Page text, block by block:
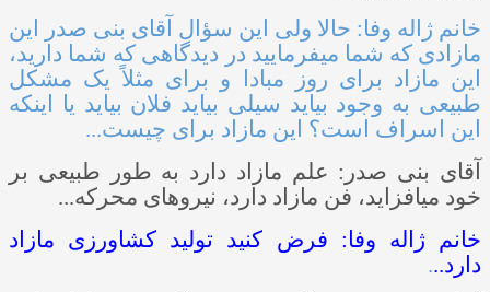
خانم ژاله وفا: حالا ولی این سؤال آقای بنی­ صدر این
مازادی که شما می­فرمایید در دیدگاهی که شما دارید،
این مازاد برای روز مبادا و برای مثلاً یک مشکل
طبیعی به وجود بیاید سیلی بیاید فلان بیاید یا اینکه
این اسراف است؟ این مازاد برای چیست...
آقای بنی­ صدر: علم مازاد دارد به طور طبیعی بر
خود می­افزاید، فن مازاد دارد، نیروهای محرکه...
خانم ژاله وفا: فرض کنید تولید کشاورزی مازاد
دارد...